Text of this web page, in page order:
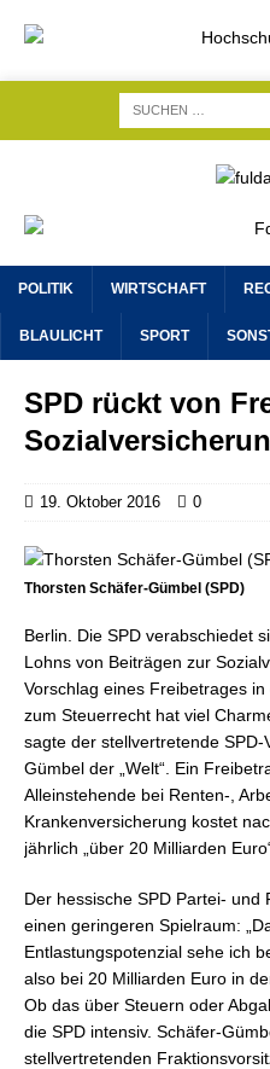
POLITIK WIRTSCHAFT
BLAULICHT SPORT
SPD rückt von
19. Oktober 2016 0
Thorsten Schäfer-Gümbel (SPD)
Berlin. Die SPD verabschiedet
Lohns von Beiträgen zur
Vorschlag eines Freibetrages
zum Steuerrecht hat viel
sagte der stellvertretende
Gümbel der „Welt“. Ein
Alleinstehende bei Renten-,
Krankenversicherung kostet
jährlich „über 20 Milliarden
Der hessische SPD Partei-
einen geringeren Spielraum:
Entlastungspotenzial sehe ich
also bei 20 Milliarden Euro in
Ob das über Steuern oder
die SPD intensiv. Schäfer-
stellvertretenden